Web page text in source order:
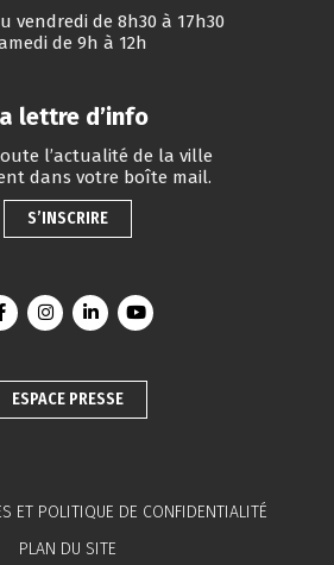
vendredi de 8h30 à 17h30
de 9h à 12h
lettre d’info
l’actualité de la ville
dans votre boîte mail.
S’INSCRIRE
Lien vers le compte Facebook
Lien vers le compte Instagram
Lien vers le compte Linkedin
Lien vers la chaîne
ESPACE PRESSE
ET POLITIQUE DE CONFIDENTIALITÉ
PLAN DU SITE